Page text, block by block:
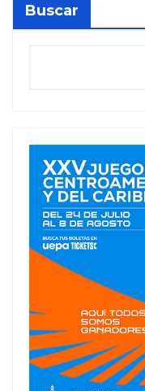
Buscar